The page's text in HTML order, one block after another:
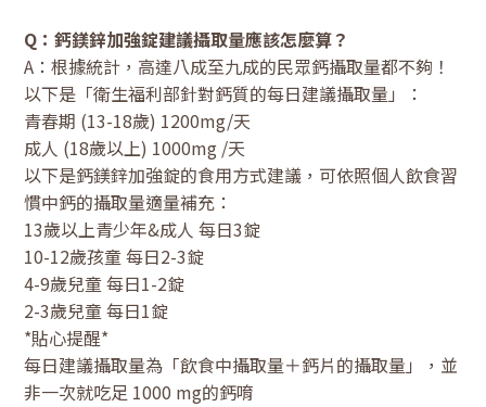
Q：鈣鎂鋅加強錠建議攝取量應該怎麼算？
A：根據統計，高達八成至九成的民眾鈣攝取量都不夠！
以下是「衛生福利部針對鈣質的每日建議攝取量」：
青春期 (13-18歲) 1200mg/天
成人 (18歲以上) 1000mg /天
以下是鈣鎂鋅加強錠的食用方式建議，可依照個人飲食習
慣中鈣的攝取量適量補充：
13歲以上青少年&成人 每日3錠
10-12歲孩童 每日2-3錠
4-9歲兒童 每日1-2錠
2-3歲兒童 每日1錠
*貼心提醒*
每日建議攝取量為「飲食中攝取量＋鈣片的攝取量」，並
非一次就吃足 1000 mg的鈣唷